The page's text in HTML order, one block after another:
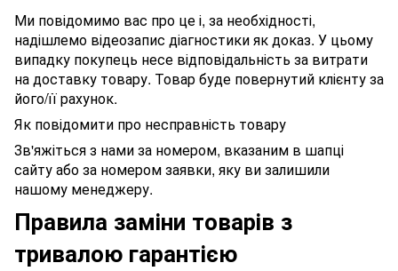
Ми повідомимо вас про це і, за необхідності,
надішлемо відеозапис діагностики як доказ. У цьому
випадку покупець несе відповідальність за витрати
на доставку товару. Товар буде повернутий клієнту за
його/її рахунок.
Як повідомити про несправність товару
Зв'яжіться з нами за номером, вказаним в шапці
сайту або за номером заявки, яку ви залишили
нашому менеджеру.
Правила заміни товарів з
тривалою гарантією